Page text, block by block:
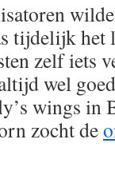
tijdelijk het
zelf iets
wel
wings in
zocht de